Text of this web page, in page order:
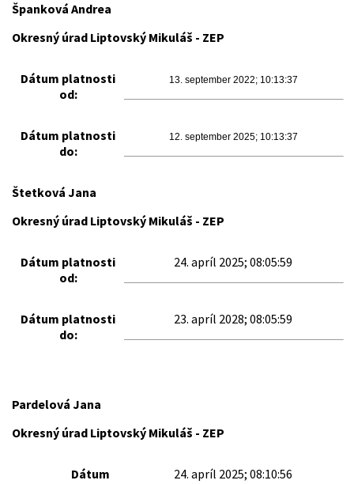
Španková Andrea
Okresný úrad Liptovský Mikuláš - ZEP
Dátum platnosti
od:
13. september 2022; 10:13:37
Dátum platnosti
do:
12. september 2025; 10:13:37
Štetková Jana
Okresný úrad Liptovský Mikuláš - ZEP
Dátum platnosti
od:
24. apríl 2025; 08:05:59
Dátum platnosti
do:
23. apríl 2028; 08:05:59
Pardelová Jana
Okresný úrad Liptovský Mikuláš - ZEP
Dátum
24. apríl 2025; 08:10:56